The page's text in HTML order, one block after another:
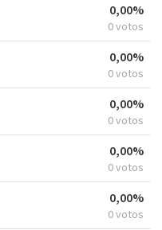
0,00%
0 votos
0,00%
0 votos
0,00%
0 votos
0,00%
0 votos
0,00%
0 votos